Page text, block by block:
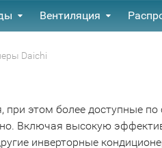
Вентиляция
Daichi
этом более доступные
Включая высокую
инверторные